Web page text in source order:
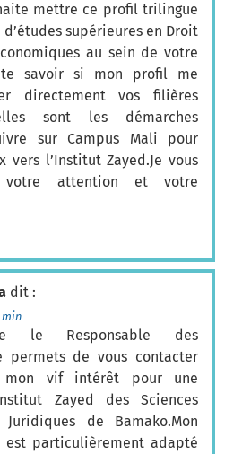
mettre ce profil trilingue
supérieures en Droit
au sein de votre
savoir si mon profil me
directement vos filières
sont les démarches
sur Campus Mali pour
vers l’Institut Zayed.Je vous
votre attention et votre
dit :
min
le Responsable des
permets de vous contacter
mon vif intérêt pour une
Zayed des Sciences
de Bamako.Mon
est particulièrement adapté